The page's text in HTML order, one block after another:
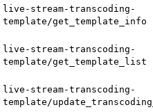
live-stream-transcoding-
template/get_template_info
live-stream-transcoding-
template/get_template_list
live-stream-transcoding-
template/